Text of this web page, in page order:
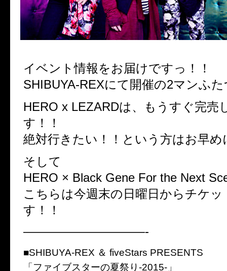
イベント情報をお届けですっ！！
SHIBUYA-REXにて開催の2マンふた
HERO x LEZARDは、もうすぐ完売
す！！
絶対行きたい！！という方はお早
そして
HERO × Black Gene For the Next
こちらは今週末の日曜日からチケッ
す！！
——————————-
■SHIBUYA-REX ＆ fiveStars PRESENTS
「ファイブスターの夏祭り-2015-」